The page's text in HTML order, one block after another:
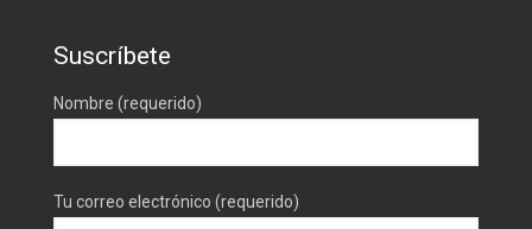
Suscríbete
Nombre (requerido)
Tu correo electrónico (requerido)